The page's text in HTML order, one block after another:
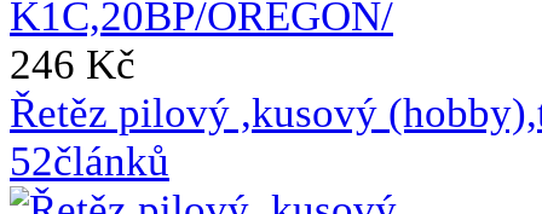
246 Kč
Řetěz pilový ,kusový
52článků